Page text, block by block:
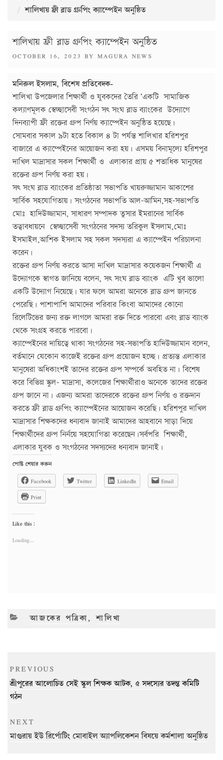
শালিখায় ফ্রী ব্লাড গ্রুপিং ক্যাম্পেইন অনুষ্ঠিত
শালিখায় ফ্রী ব্লাড গ্রুপিং ক্যাম্পেইন অনুষ্ঠিত
POSTED
OCTOBER 16, 2023 BY MAGURA NEWS
মনিরুল ইসলাম, বিশেষ প্রতিবেদক-
শালিখা উপজেলার শিক্ষার্থী ও যুবকদের তৈরি ‘একটি সামাজিক
কল্যাণমূলক স্বেচ্ছাসেবী সংগঠন সৎ সংঘ ব্লাড ব্যাংকের উদ্যোগে
দিনব্যাপী ফ্রী রক্তের গ্রুপ নির্ণয় ক্যাম্পেইন অনুষ্ঠিত হয়েছে।
সোমবার সকাল ৯টা হতে বিকাল ৪ টা পর্যন্ত শালিখার হরিশপুর
বাজারে এ ক্যাম্পেইনের আয়োজন করা হয়। এসময় বিনামূল্যে হরিশপুর
দাখিল মাদ্রাসার সকল শিক্ষার্থী ও এলাকার প্রায় ৫ শতাধিক মানুষের
রক্তের গ্রুপ নির্ণয় করা হয়।
সৎ সংঘ ব্লাড ব্যাংকের প্রতিষ্ঠাতা সভাপতি খায়রুজ্জামান আকাশের
সার্বিক সহযোগিতায়। সংগঠনের সভাপতি আল-আমিন,সহ-সভাপতি
মোঃ হাদিউজ্জামান, সাধারণ সম্পাদক তুসার ইমরানের সার্বিক
তত্বাবধায়নে স্বেচ্ছাসেবী সংগঠনের সদস্য তরিকুল ইসলাম,মোঃ
ইসমাইল,আশিক ইসলাম সহ সকল সদস্যরা এ ক্যাম্পেইন পরিচালনা
করেন।
রক্তের গ্রুপ নির্ণয় করতে আসা দাখিল মাদ্রাসার কয়েকজন শিক্ষার্থী এ
উদ্যোগকে স্বাগত জানিয়ে বলেন, সৎ সংঘ ব্লাড ব্যাংক এটি খুব ভালো
একটি উদ্যোগ নিয়েছে। যার ফলে আমরা অনেকে ব্লাড গ্রুপ জানতে
পেরেছি। পাশাপাশি আমাদের পরিবার কিংবা আমাদের কোনো
রিলেটিভের জন্য রক্ত লাগলে আমরা রক্ত দিতে পারবো এবং ব্লাড ব্যাংক
থেকে সংগ্রহ করতে পারবো।
ক্যাম্পেইনের দায়িত্বে থাকা সংগঠনের সহ-সভাপতি হাদিউজ্জামান বলেন,
বর্তমানে যেকোন কাজেই রক্তের গ্রুপ প্রয়োজন হচ্ছে। প্রত্যন্ত এলাকার
মানুষেরা অধিকাংশই তাদের রক্তের গ্রুপ সম্পর্কে অবহিত না। বিশেষ
করে বিভিন্ন স্কুল- মাদ্রাসা, কলেজের শিক্ষার্থীরাও অনেকে তাদের রক্তের
গ্রুপ জানে না। এজন্য আমরা তাদেরকে রক্তের গ্রুপ নির্ণয় ও রক্তদান
করতে ফ্রী ব্লাড গ্রুপিং ক্যাম্পেইনের আয়োজন করেছি। হরিশপুর দাখিল
মাদ্রাসার শিক্ষকদের ধন্যবাদ জানাই আমাদের আহবানে সাড়া দিয়ে
শিক্ষার্থীদের গ্রুপ নির্নয়ে সহযোগিতা করেছেন।সর্বপরি শিক্ষার্থী,
এলাকার যুবক ও সংগঠনের সদস্যদের ধন্যবাদ জানাই।
পোষ্ট শেয়ার করুন
Facebook
Twitter LinkedIn
Email
Print
Like this:
Loading...
CATEGORIES
আজকের পত্রিকা,শালিখা
Post
navigation
Previous
Post
PREVIOUS
শ্রীপুরের আলোচিত সেই স্কুল শিক্ষক আটক, ৫ সদস্যের তদন্ত কমিটি
গঠন
Next
Post
NEXT
মাগুরায় ইউ রির্পোটিং মোবাইল অ্যাপলিকেশন বিষয়ে কর্মশালা অনুষ্ঠিত